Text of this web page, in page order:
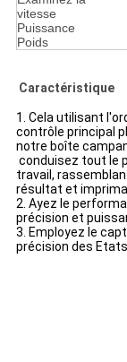
vitesse
Puissance
Poids
Caractéristique
1. Cela utilisant
contrôle principal
notre boîte
conduisez tout le
travail,
résultat et
2. Ayez le
précision et
3. Employez le
précision des